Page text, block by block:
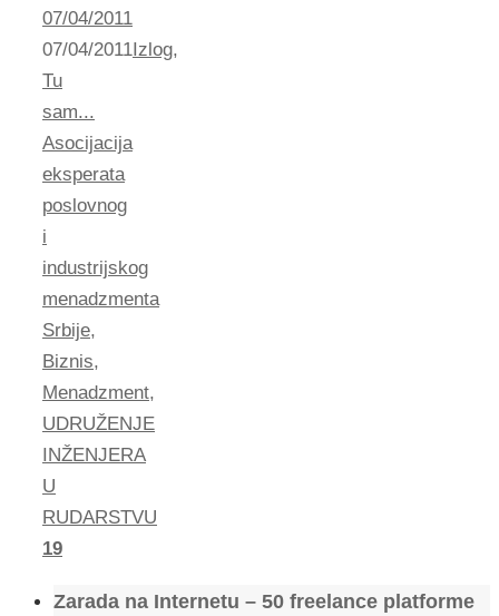
07/04/2011
07/04/2011 Izlog,
Tu
sam...
Asocijacija
eksperata
poslovnog
i
industrijskog
menadzmenta
Srbije,
Biznis,
Menadzment,
UDRUŽENJE
INŽENJERA
U
RUDARSTVU
19
Zarada na Internetu – 50 freelance platforme